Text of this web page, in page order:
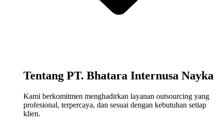
Tentang PT. Bhatara Internusa Nayka
Kami berkomitmen menghadirkan layanan outsourcing yang
profesional, terpercaya, dan sesuai dengan kebutuhan setiap
klien.